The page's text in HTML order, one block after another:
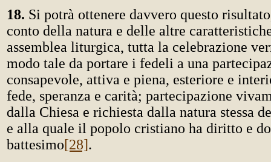
18. Si potrà ottenere davvero questo
conto della natura e delle altre
assemblea liturgica, tutta la celebrazione
modo tale da portare i fedeli a una
consapevole, attiva e piena, esteriore e
fede, speranza e carità; partecipazione
dalla Chiesa e richiesta dalla natura stessa
e alla quale il popolo cristiano ha diritto e
battesimo[28].